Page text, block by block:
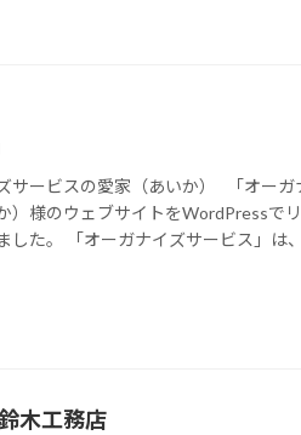
サービスの愛家（あいか） 「オーガ
）様のウェブサイトをWordPressで
した。 「オーガナイズサービス」は
木工務店